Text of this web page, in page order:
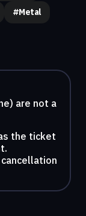
#metal
are not a
the ticket